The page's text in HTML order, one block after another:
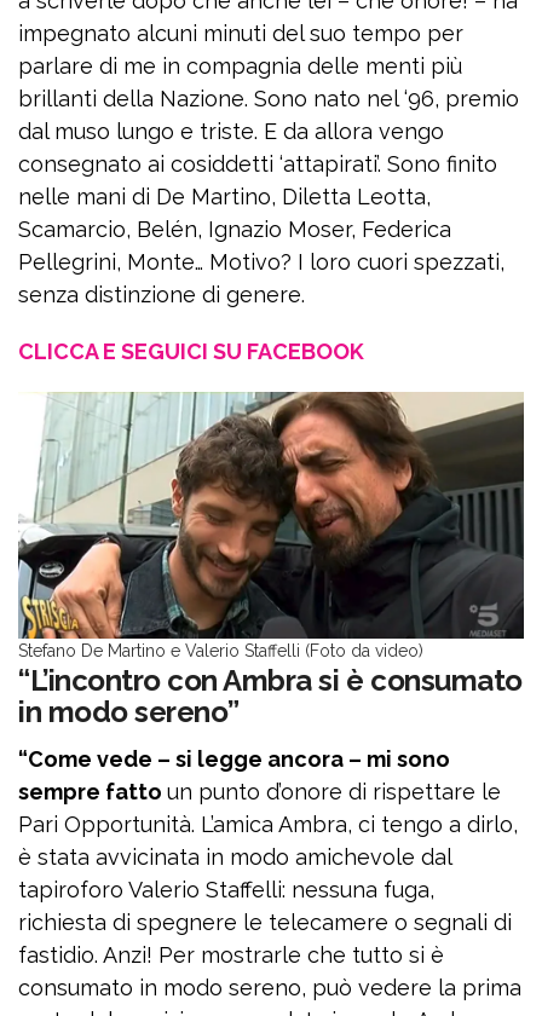
impegnato alcuni minuti del suo tempo per
parlare di me in compagnia delle menti più
brillanti della Nazione. Sono nato nel ‘96, premio
dal muso lungo e triste. E da allora vengo
consegnato ai cosiddetti ‘attapirati’. Sono finito
nelle mani di De Martino, Diletta Leotta,
Scamarcio, Belén, Ignazio Moser, Federica
Pellegrini, Monte… Motivo? I loro cuori spezzati,
senza distinzione di genere.
CLICCA E SEGUICI SU FACEBOOK
Stefano De Martino e Valerio Staffelli (Foto da video)
“L’incontro con Ambra si è consumato
in modo sereno”
“Come vede – si legge ancora – mi sono
sempre fatto un punto d’onore di rispettare le
Pari Opportunità. L’amica Ambra, ci tengo a dirlo,
è stata avvicinata in modo amichevole dal
tapiroforo Valerio Staffelli: nessuna fuga,
richiesta di spegnere le telecamere o segnali di
fastidio. Anzi! Per mostrarle che tutto si è
consumato in modo sereno, può vedere la prima